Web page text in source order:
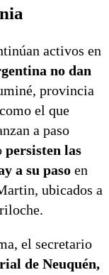
activos en
no dan
provincia
el que
a paso
persisten las
a su paso en
ubicados a
el secretario
de Neuquén,